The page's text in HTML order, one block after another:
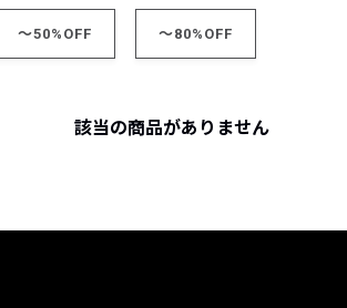
ーコーデ
～50%OFF ～80%OFF
該当の商品がありません